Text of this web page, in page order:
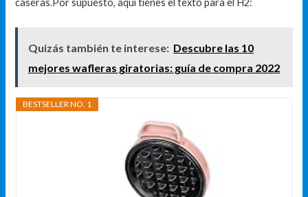
Quizás también te interese: Descubre las 10
mejores wafleras giratorias: guía de compra 2022
BESTSELLER NO. 1